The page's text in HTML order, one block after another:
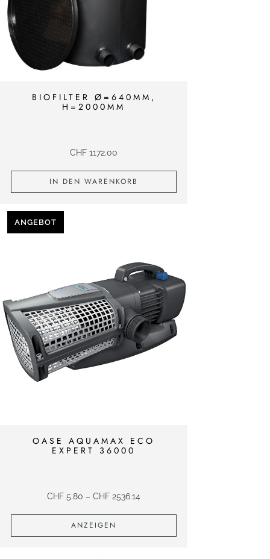
BIOFILTER Ø=640MM,
H=2000MM
CHF 1172.00
IN DEN WARENKORB
ANGEBOT
PRODUCT
OASE AQUAMAX ECO
EXPERT 36000
CHF 5.80 – CHF 2536.14
ANZEIGEN